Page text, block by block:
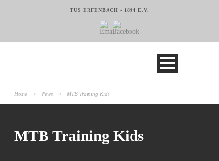
TUS ERFENBACH - 1894 E.V.
Home > News > MTB Training Kids
MTB Training Kids